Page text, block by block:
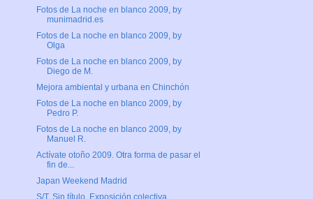
Fotos de La noche en blanco 2009, by
munimadrid.es
Fotos de La noche en blanco 2009, by
Olga
Fotos de La noche en blanco 2009, by
Diego de M.
Mejora ambiental y urbana en Chinchón
Fotos de La noche en blanco 2009, by
Pedro P.
Fotos de La noche en blanco 2009, by
Manuel R.
Actívate otoño 2009. Otra forma de pasar el
fin de...
Japan Weekend Madrid